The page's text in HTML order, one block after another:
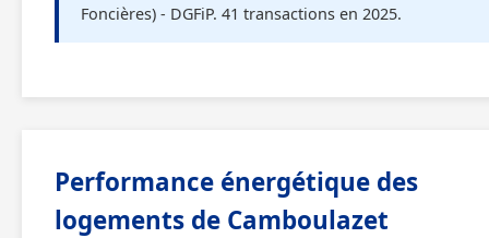
Foncières) - DGFiP. 41 transactions en 2025.
Performance énergétique des
logements de Camboulazet